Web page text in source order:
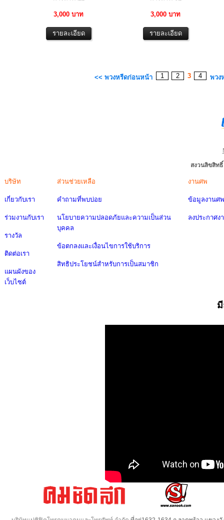
3,000 บาท 3,000 บาท
<< พวงหรีดก่อนหน้า 1 2 3 4 พวง
สงวนลิขสิท
บริษัท
เกี่ยวกับเรา
ร่วมงานกับเรา
รางวัล
ติดต่อเรา
แผนผังของ
เว็บไซต์
ส่วนช่วยเหลือ
คำถามที่พบบ่อย
นโยบายความปลอดภัยและความเป็นส่วน
บุคคล
ข้อตกลงและเงื่อนไขการใช้บริการ
สิทธิประโยชน์สำหรับการเป็นสมาชิก
งานศพ
ข้อมูลงานศพ
ลงประกาศง